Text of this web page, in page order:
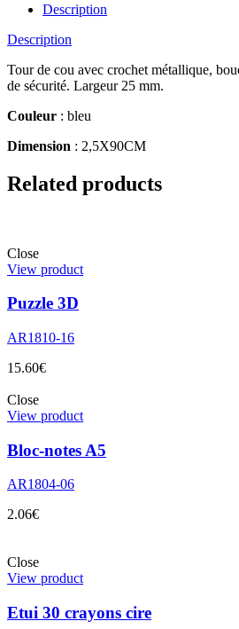
Description
Description
Tour de cou avec crochet métallique,
de sécurité. Largeur 25 mm.
Couleur : bleu
Dimension : 2,5X90CM
Related products
Close
View product
Puzzle 3D
AR1810-16
15.60€
Close
View product
Bloc-notes A5
AR1804-06
2.06€
Close
View product
Etui 30 crayons cire